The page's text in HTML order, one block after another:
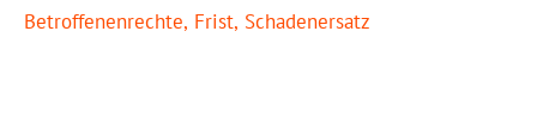
Betroffenenrechte, Frist, Schadenersatz